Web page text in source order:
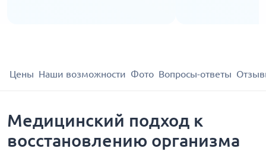
Цены Наши возможности Фото Вопросы-ответы
Медицинский подход к
восстановлению организма